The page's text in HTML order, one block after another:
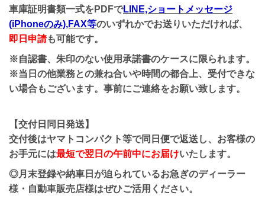
車庫証明書類一式をPDFでLINE,ショートメッセージ
(iPhoneのみ),FAX等のいずれかでお送りいただければ、
即日申請も可能です。
※自認書、朱印のない使用承諾書のケースに限られます。
※当日の他業務との兼ね合いや時間の都合上、受付できな
い場合もございます。事前にご連絡をお願い致します。
【交付日同日発送】
交付後はヤマトコンパクト等で同日便で返送し、お客様の
お手元には最短で翌日の午前中にお届けいたします。
◎月末登録や納車日が迫られているお急ぎのディーラー
様・自動車販売店様はぜひご活用ください。